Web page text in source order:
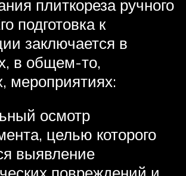
плиткореза ручного
подготовка к
заключается в
в общем-то,
мероприятиях:
осмотр
целью которого
выявление